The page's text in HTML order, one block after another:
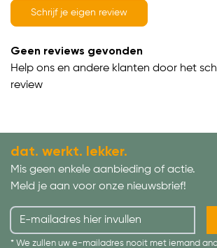
Schrijf je eigen review
Geen reviews gevonden
Help ons en andere klanten door het
review
dat. werkt. lekker.
Mis geen enkele aanbieding of actie.
Meld je aan voor onze nieuwsbrief!
* We zullen uw e-mailadres nooit met iemand